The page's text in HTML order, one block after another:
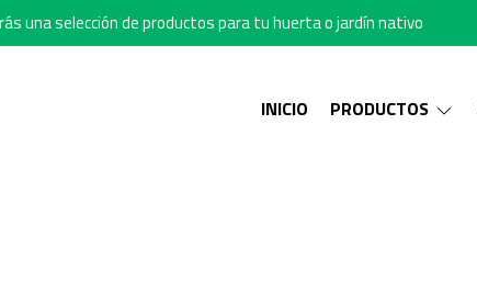
una selección de productos para tu huerta o jardín nativo
INICIO PRODUCTOS